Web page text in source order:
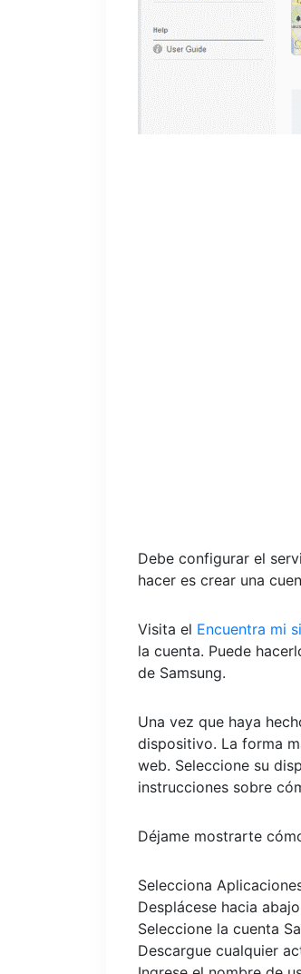
Debe configurar el
hacer es crear una
Visita el Encuentra mi
la cuenta. Puede
de Samsung.
Una vez que haya
dispositivo. La forma
web. Seleccione su
instrucciones sobre
Déjame mostrarte
Selecciona
Desplácese hacia
Seleccione la cuenta
Descargue cualquier